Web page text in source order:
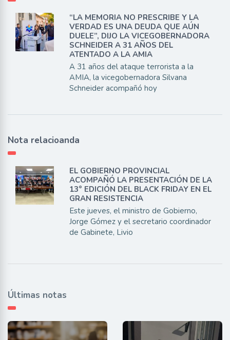
“LA MEMORIA NO PRESCRIBE Y LA
VERDAD ES UNA DEUDA QUE AÚN
DUELE”, DIJO LA VICEGOBERNADORA
SCHNEIDER A 31 AÑOS DEL
ATENTADO A LA AMIA
A 31 años del ataque terrorista a la
AMIA, la vicegobernadora Silvana
Schneider acompañó hoy
Nota relacioanda
EL GOBIERNO PROVINCIAL
ACOMPAÑÓ LA PRESENTACIÓN DE LA
13° EDICIÓN DEL BLACK FRIDAY EN EL
GRAN RESISTENCIA
Este jueves, el ministro de Gobierno,
Jorge Gómez y el secretario coordinador
de Gabinete, Livio
Últimas notas